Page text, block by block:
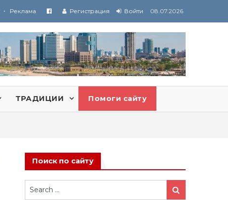
• Реклама Регистрация Войти 08.07.2026
ТРАДИЦИИ Помоги сайту
Поиск по сайту
Search
for:
Search